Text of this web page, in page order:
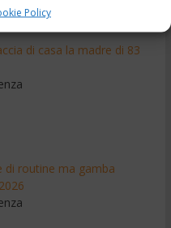
Policy
di casa la madre di 83
di routine ma gamba